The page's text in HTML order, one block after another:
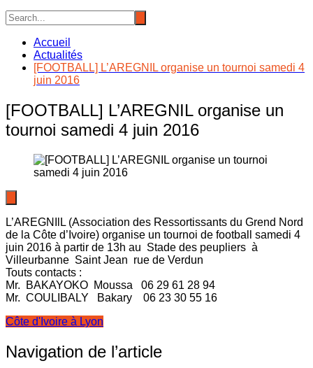
Accueil
Actualités
[FOOTBALL] L’AREGNIL organise un tournoi samedi 4
juin 2016
[FOOTBALL] L’AREGNIL organise un
tournoi samedi 4 juin 2016
L’AREGNIlL (Association des Ressortissants du Grend Nord
de la Côte d’Ivoire) organise un tournoi de football samedi 4
juin 2016 à partir de 13h au Stade des peupliers à
Villeurbanne Saint Jean rue de Verdun
Touts contacts :
Mr. BAKAYOKO Moussa 06 29 61 28 94
Mr. COULIBALY Bakary 06 23 30 55 16
Côte d'Ivoire à Lyon
Navigation de l’article